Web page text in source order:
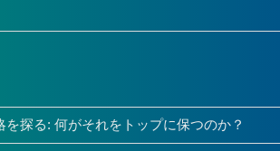
を探る: 何がそれをトップに保つのか？